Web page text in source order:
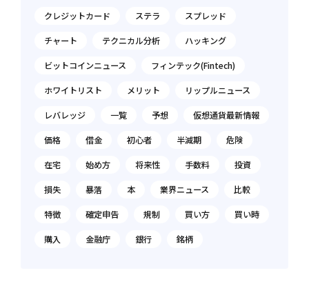
クレジットカード
ステラ
スプレッド
チャート
テクニカル分析
ハッキング
ビットコインニュース
フィンテック(Fintech)
ホワイトリスト
メリット
リップルニュース
レバレッジ
一覧 予想
仮想通貨最新情報
価格
借金 初心者 半減期
危険
在宅
始め方 将来性 手数料
投資
損失
暴落 本 業界ニュース
比較
特徴
確定申告 規制 買い方
買い時
購入
金融庁 銀行 銘柄